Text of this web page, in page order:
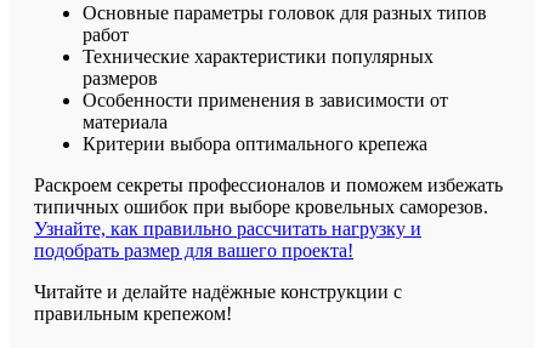
Основные параметры головок для разных типов
работ
Технические характеристики популярных
размеров
Особенности применения в зависимости от
материала
Критерии выбора оптимального крепежа
Раскроем секреты профессионалов и поможем избежать
типичных ошибок при выборе кровельных саморезов.
Узнайте, как правильно рассчитать нагрузку и
подобрать размер для вашего проекта!
Читайте и делайте надёжные конструкции с
правильным крепежом!